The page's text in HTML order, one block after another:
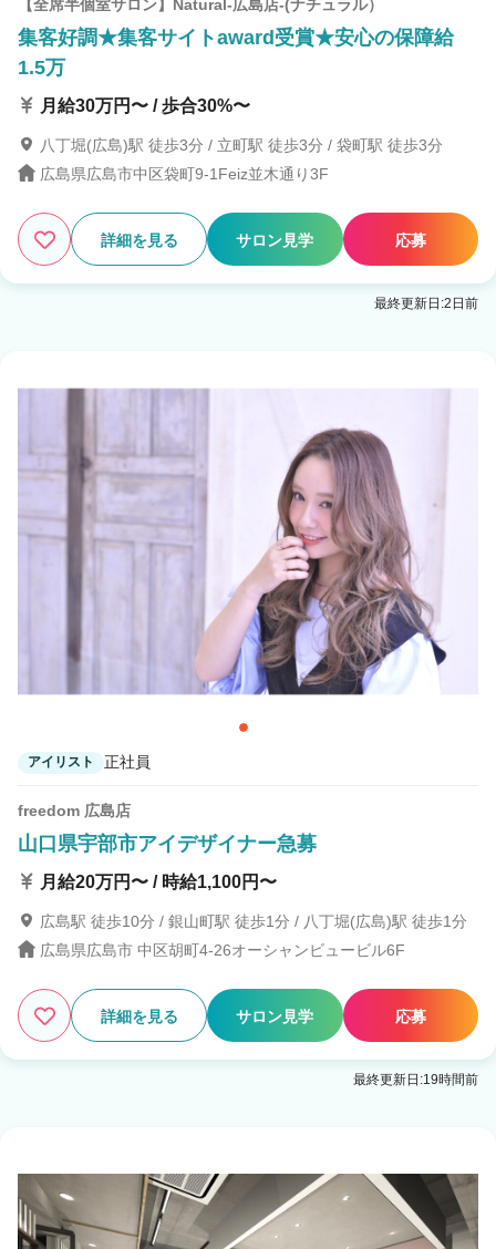
【全席半個室サロン】Natural-広島店-(ナチュラル）
集客好調★集客サイトaward受賞★安心の保障給
1.5万
月給30万円〜 / 歩合30%〜
八丁堀(広島)駅 徒歩3分 / 立町駅 徒歩3分 / 袋町駅 徒歩3分
広島県広島市中区袋町9-1Feiz並木通り3F
詳細を見る サロン見学 応募
最終更新日:2日前
アイリスト 正社員
freedom 広島店
山口県宇部市アイデザイナー急募
月給20万円〜 / 時給1,100円〜
広島駅 徒歩10分 / 銀山町駅 徒歩1分 / 八丁堀(広島)駅 徒歩1分
広島県広島市 中区胡町4-26オーシャンビュービル6F
詳細を見る サロン見学 応募
最終更新日:19時間前